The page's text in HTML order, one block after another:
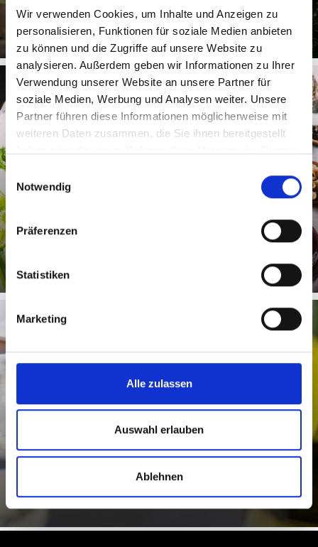
Wir verwenden Cookies, um Inhalte und Anzeigen zu
personalisieren, Funktionen für soziale Medien anbieten
zu können und die Zugriffe auf unsere Website zu
analysieren. Außerdem geben wir Informationen zu Ihrer
Verwendung unserer Website an unsere Partner für
soziale Medien, Werbung und Analysen weiter. Unsere
Partner führen diese Informationen möglicherweise mit
weiteren Daten zusammen, die Sie ihnen bereitgestellt
Einwilligungsauswahl
Notwendig
Präferenzen
Statistiken
Marketing
Alle zulassen
Auswahl erlauben
Ablehnen
REZEPTIDEEN
Mehr erfahren
MIT ALLEN SINNEN GENIESSEN
Mehr erfahren